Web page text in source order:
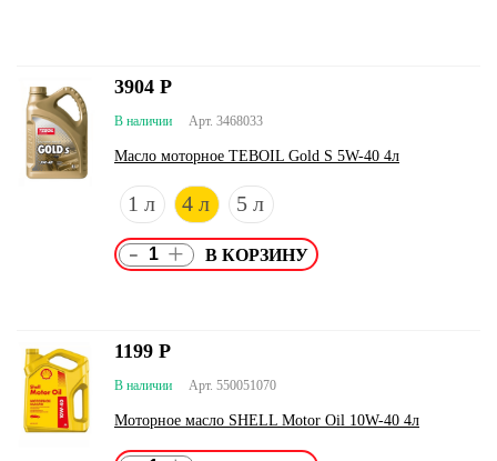
Арт. 3468033
В наличии
Масло моторное TEBOIL Gold S 5W-40 4л
1 л 4 л 5 л
3904 Р
- +
Арт. 550051070
В наличии
Моторное масло SHELL Motor Oil 10W-40 4л
1199 Р